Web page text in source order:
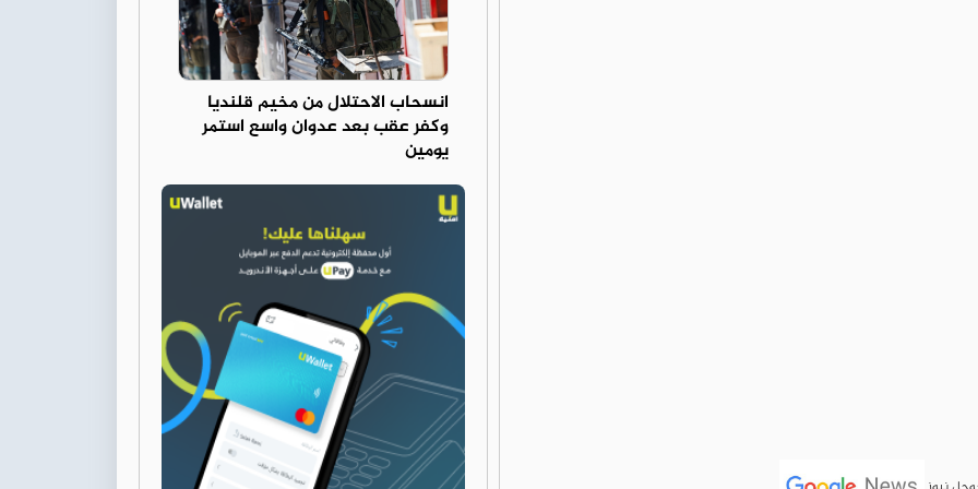
انسحاب الاحتلال من مخيم قلنديا
وكفر عقب بعد عدوان واسع استمر
يومين